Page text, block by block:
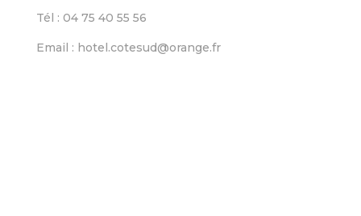
Tél : 04 75 40 55 56
Email : hotel.cotesud@orange.fr